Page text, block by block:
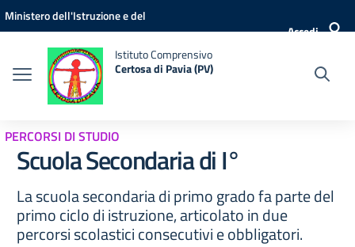
Vai ai contenuti
Vai al menu di navigazione
Vai al footer
Ministero dell'Istruzione e del
Accedi
Istituto Comprensivo
Certosa di Pavia (PV)
PERCORSI DI STUDIO
Scuola Secondaria di I°
La scuola secondaria di primo grado fa parte del
primo ciclo di istruzione, articolato in due
percorsi scolastici consecutivi e obbligatori.